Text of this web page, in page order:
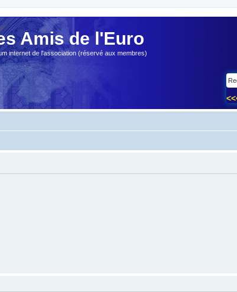
Amis de l'Euro
internet de l'association (réservé aux membres)